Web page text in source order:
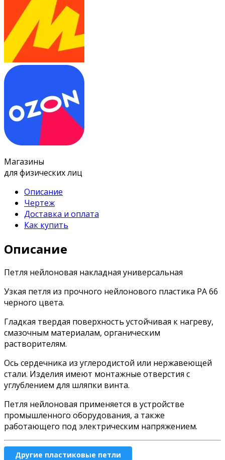
Магазины
для физических лиц
Описание
Чертеж
Доставка и оплата
Как купить
Описание
Петля нейлоновая накладная универсальная
Узкая петля из прочного нейлонового пластика PA 66
черного цвета.
Гладкая твердая поверхность устойчивая к нагреву,
смазочным материалам, органическим
растворителям.
Ось сердечника из углеродистой или нержавеющей
стали. Изделия имеют монтажные отверстия с
углублением для шляпки винта.
Петля нейлоновая применяется в устройстве
промышленного оборудования, а также
работающего под электрическим напряжением.
Другие пластиковые петли